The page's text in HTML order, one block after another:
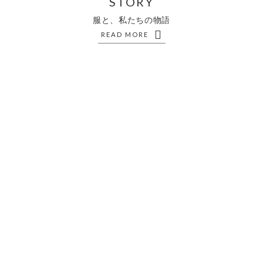
服と、私たちの物語
READ MORE